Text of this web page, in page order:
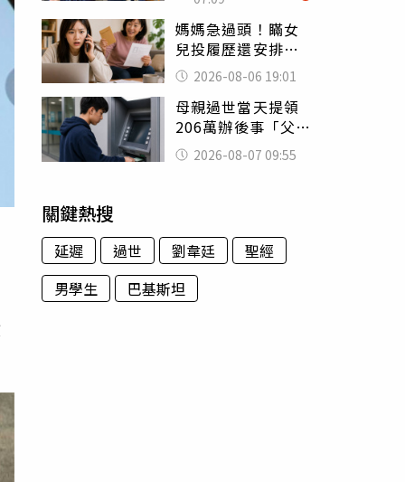
用鮮卑文寫詩？
媽媽急過頭！瞞女
兒投履歷還安排面
試 她接來電當場
傻眼
2026-08-06 19:01
母親過世當天提領
206萬辦後事「父子
遭判刑」 律師：
搶錢先下手是罪
2026-08-07 09:55
關鍵熱搜
延遲 過世 劉韋廷
聖經
男學生
巴基斯坦